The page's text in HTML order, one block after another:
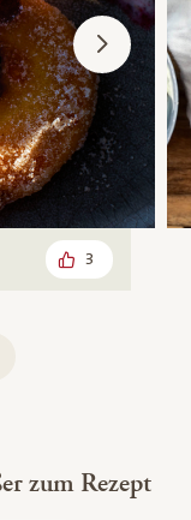
3
zum Rezept